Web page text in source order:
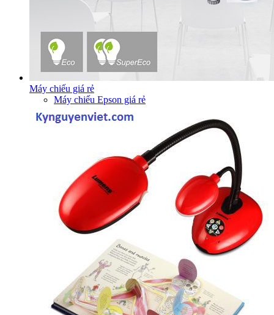
Máy chiếu giá rẻ
Máy chiếu Epson giá rẻ